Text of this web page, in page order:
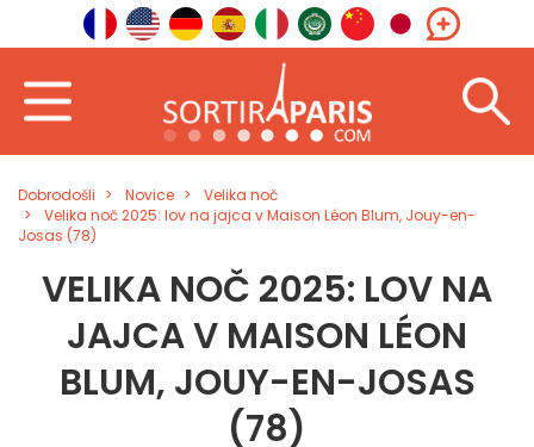
Dobrodošli Novice
Velika noč
Velika noč 2025: lov na jajca v Maison Léon Blum, Jouy-en-
Josas (78)
VELIKA NOČ 2025: LOV NA
JAJCA V MAISON LÉON
BLUM, JOUY-EN-JOSAS
(78)